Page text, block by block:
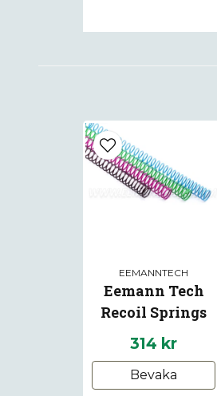
EEMANNTECH
Eemann Tech
Recoil Springs
Calibration Pack
STANDARD
CLASSIC MINOR
314 kr
Bevaka